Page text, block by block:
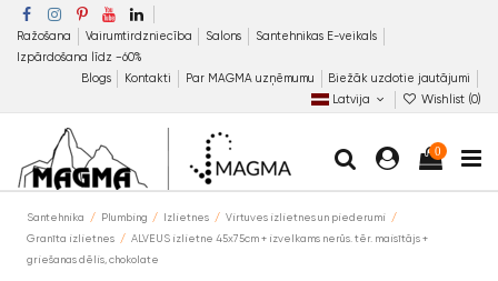
Ražošana Vairumtirdzniecība Salons
Santehnikas E-veikals
Izpārdošana līdz −60%
Blogs
Kontakti Par MAGMA uzņēmumu
Biežāk uzdotie jautājumi
Latvija
Wishlist (0)
0
Santehnika Plumbing Izlietnes
Virtuves izlietnes un piederumi
Granīta izlietnes
ALVEUS izlietne 45x75cm + izvelkams nerūs. tēr. maisītājs +
griešanas dēlis, chokolate